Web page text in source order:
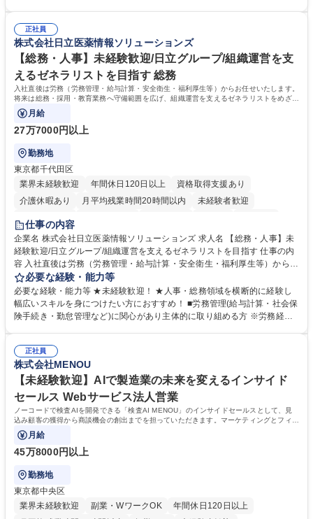
募集職種 【大阪・京都・滋賀】営業事務 ※未経験可
えて、お客様や社員の状況に合わせ、能動的なサポート、改善の動きも期
待され。組織を支えるスペシャリストとして、チームに貢献し、結果的に
社員から頼られる存在になることができます。平均19:30の退勤以降の業
務の持ち帰りも禁止されており、メリハリのある働き方となります。 学
歴・資格 学歴：大学院 大学 高専 短大 語学力： 資格：
正社員
株式会社日立医薬情報ソリューションズ
【総務・人事】未経験歓迎/日立グループ/組織運営を支
えるゼネラリストを目指す 総務
入社直後は労務（労務管理・給与計算・安全衛生・福利厚生等）からお任せいたします。
将来は総務・採用・教育業務へ守備範囲を広げ、組織運営を支えるゼネラリストをめざせ
ます。
月給
27万7000円以上
勤務地
東京都千代田区
業界未経験歓迎
年間休日120日以上
資格取得支援あり
介護休暇あり
月平均残業時間20時間以内
未経験者歓迎
住宅手当あり
育休あり
完全週休2日制 交通費支給 土日祝休み 寮・社宅あり
仕事の内容
企業名 株式会社日立医薬情報ソリューションズ 求人名 【総務・人事】未
経験歓迎/日立グループ/組織運営を支えるゼネラリストを目指す 仕事の内
容 入社直後は労務（労務管理・給与計算・安全衛生・福利厚生等）からお
任せいたします。将来は総務・採用・教育業務へ守備範囲を広げ、組織運
営を支えるゼネラリストをめざせます。 ・初期業務：労働時間管理、給与
計算、社会保険対応、福利厚生管理、安全衛生、健康経営推進等をお任せ
します。ご経験に応じて、休職者管理など、幅広く経験を積んでいただき
幅広く経験を積みたい意欲がある方に最適な環境です。 募集職種 【総
務・人事】未経験歓迎/日立グループ/組織運営を支えるゼネラリストを目
指す
必要な経験・能力等
必要な経験・能力等 ★未経験歓迎！ ★人事・総務領域を横断的に経験し
幅広いスキルを身につけたい方におすすめ！ ■労務管理(給与計算・社会保
険手続き・勤怠管理など)に関心があり主体的に取り組める方 ※労務経験
のご経験 ■労務管理（給与計算・社会保険手続き・勤怠管理など）の経験
■衛生管理者の資格をお持ちの方 学歴・資格 学歴：大学院 大学 高専 短大
専修学校 高校 語学力： 資格：
正社員
株式会社MENOU
【未経験歓迎】AIで製造業の未来を変えるインサイド
セールス Webサービス法人営業
ノーコードで検査AIを開発できる「検査AI MENOU」のインサイドセールスとして、見
込み顧客の獲得から商談機会の創出までを担っていただきます。マーケティングとフィー
ルドセールスをつなぐ役割として、
月給
45万8000円以上
勤務地
東京都中央区
業界未経験歓迎
副業・WワークOK
年間休日120日以上